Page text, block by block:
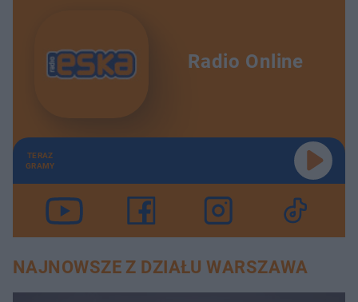
Radio Online
TERAZ
GRAMY
NAJNOWSZE Z DZIAŁU WARSZAWA